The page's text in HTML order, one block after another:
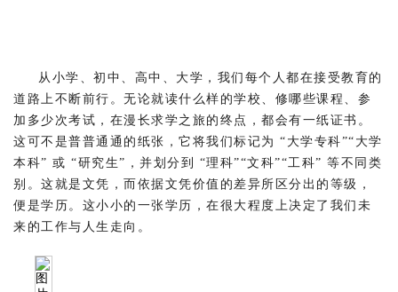
从小学、初中、高中、大学，我们每个人都在接受教育的
道路上不断前行。无论就读什么样的学校、修哪些课程、参
加多少次考试，在漫长求学之旅的终点，都会有一纸证书。
这可不是普普通通的纸张，它将我们标记为 “大学专科”“大学
本科” 或 “研究生”，并划分到 “理科”“文科”“工科” 等不同类
别。这就是文凭，而依据文凭价值的差异所区分出的等级，
便是学历。这小小的一张学历，在很大程度上决定了我们未
来的工作与人生走向。